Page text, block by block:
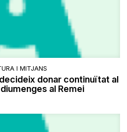
I MITJANS
donar continuïtat al
al Remei